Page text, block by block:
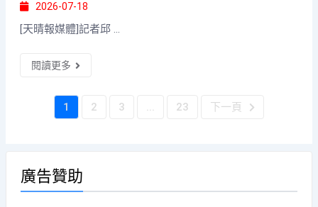
2026-07-18
[天晴報媒體]記者邱 ...
閱讀更多
1 2 3 ... 23 下一頁
廣告贊助